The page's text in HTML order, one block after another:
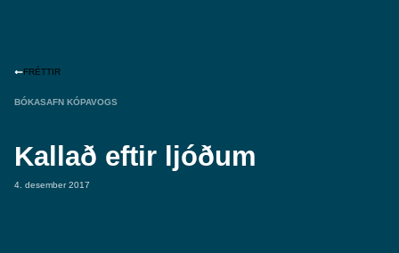
FRÉTTIR
BÓKASAFN KÓPAVOGS
Kallað eftir ljóðum
4. desember 2017